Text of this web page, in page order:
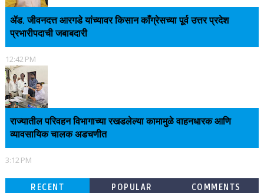
ॲड. जीवनदत्त आरगडे यांच्यावर किसान काँग्रेसच्या पूर्व उत्तर प्रदेश
प्रभारीपदाची जबाबदारी
12:42 PM
राज्यातील परिवहन विभागाच्या रखडलेल्या कामामुळे वाहनधारक आणि
व्यावसायिक चालक अडचणीत
3:12 PM
RECENT POPULAR COMMENTS